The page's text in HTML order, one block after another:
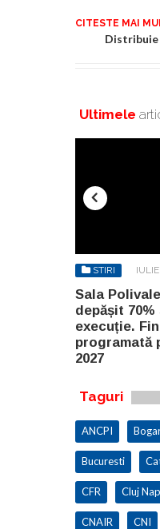
CITESTE MAI
Distribuie
Ultimele
STIRI
Sala
depășit
execuție.
programată
2027
Taguri
ANCPI
Bucuresti
CFR Cluj
CNAIR CNI